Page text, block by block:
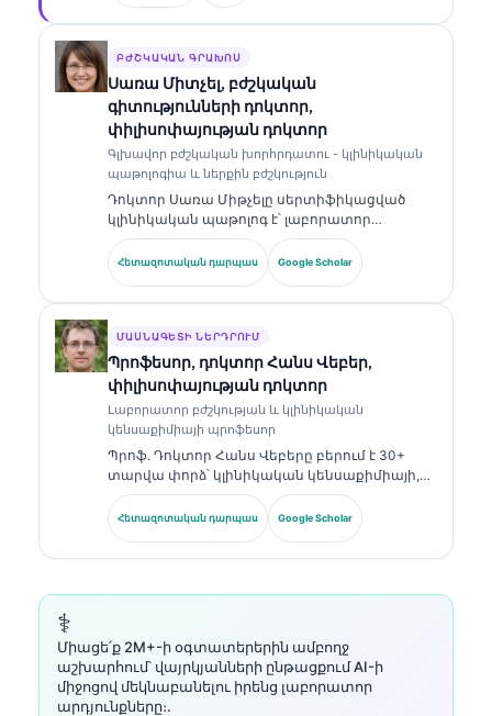
բժշկական ճշգրտության կլինիկական
վերահսկողությունը։ Դոկտոր Քլայնը լայնորեն
հրապարակել է բիոմարկերների
ախտորոշման վերաբերյալ՝ լաբորատոր
բժշկության թեմաներով։.
ԲԺՇԿԱԿԱՆ ԳՐԱԽՈՍ
Սառա Միտչել, բժշկական
գիտությունների դոկտոր,
փիլիսոփայության դոկտոր
Գլխավոր բժշկական խորհրդատու - կլինիկական
պաթոլոգիա և ներքին բժշկություն
Դոկտոր Սառա Միթչելը սերտիֆիկացված
կլինիկական պաթոլոգ է՝ լաբորատոր
բժշկության և ախտորոշիչ վերլուծության
ոլորտում ավելի քան 18 տարվա փորձով։ Նա
ունի մասնագիտացված հավաստագրեր
ու լաբորատոր վերլուծության վերաբերյալ՝
կլինիկական պրակտիկայում։.
Հետազոտական դարպաս Google Scholar
ՄԱՍՆԱԳԵՏԻ ՆԵՐԴՐՈՒՄ
Պրոֆեսոր, դոկտոր Հանս Վեբեր,
փիլիսոփայության դոկտոր
Լաբորատոր բժշկության և կլինիկական
կենսաքիմիայի պրոֆեսոր
Պրոֆ. Դոկտոր Հանս Վեբերը բերում է 30+
տարվա փորձ՝ կլինիկական կենսաքիմիայի,
լաբորատոր բժշկության և բիոմարկերների
հետազոտության ոլորտներում։ Եղել է
Գերմանիայի Կլինիկական քիմիայի
վերլուծության, բիոմարկերների
Հետազոտական դարպաս Google Scholar
⚕️
Միացե՛ք 2M+-ի օգտատերերին ամբողջ
աշխարհում՝ վայրկյանների ընթացքում AI-ի
միջոցով մեկնաբանելու իրենց լաբորատոր
արդյունքները։.